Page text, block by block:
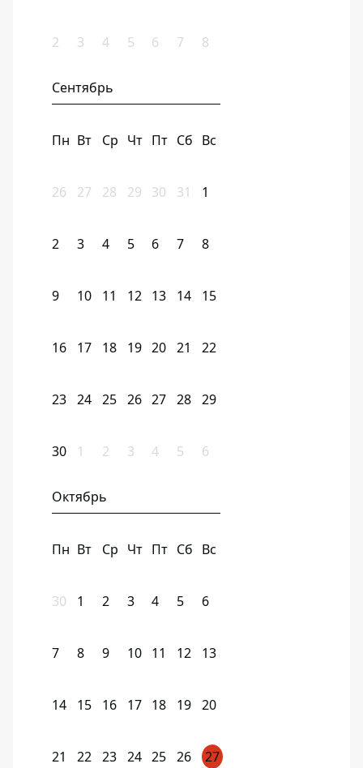
2 3 4 5 6 7 8
Сентябрь
Пн Вт Ср Чт Пт Сб Вс
26 27 28 29 30 31 1
2 3 4 5 6 7 8
9 10 11 12 13 14 15
16 17 18 19 20 21 22
23 24 25 26 27 28 29
30 1 2 3 4 5 6
Октябрь
Пн Вт Ср Чт Пт Сб Вс
30 1 2 3 4 5 6
7 8 9 10 11 12 13
14 15 16 17 18 19 20
21 22 23 24 25 26 27